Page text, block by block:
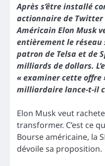
Après s’être installé
actionnaire de Twitter
Américain Elon Musk
entièrement le réseau
patron de Telsa et de
milliards de dollars.
« examiner cette offre
milliardaire lance-t-il
Elon Musk veut
transformer. C’est ce
Bourse américaine, la
dévoile sa proposition.